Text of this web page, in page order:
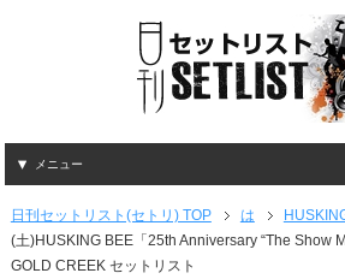
メニュー
日刊セットリスト(セトリ) TOP は
(土)HUSKING BEE「25th Anniversary “The Show
GOLD CREEK セットリスト